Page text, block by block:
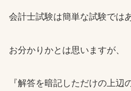
会計士試験は簡単な試験では
お分かりかとは思いますが、
『解答を暗記しただけの上辺